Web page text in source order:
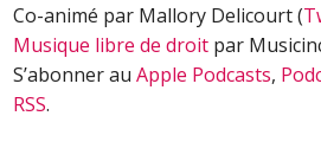
Co-animé par Mallory Delicourt (
Musique libre de droit par
S’abonner au Apple Podcasts,
RSS.